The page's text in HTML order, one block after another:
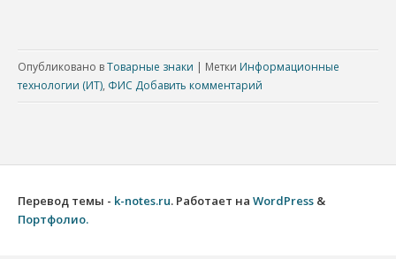
Опубликовано вТоварные знаки | Метки Информационные
технологии (ИТ), ФИС Добавить комментарий
Перевод темы - k-notes.ru. Работает на WordPress &
Портфолио.